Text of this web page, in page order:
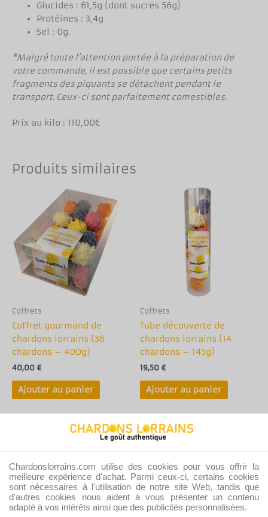
Glucides : 61,5g (dont sucres 56g)
Protéines : 3,4g
Sel : 0g.
*Malgré toute l’attention portée à la préparation de
votre commande, il est possible que certains petits
fragments des piquants se détachent pendant le
transport. Ceux-ci sont parfaitement comestibles.
Prix au kilo : 110,00€
Produits similaires
Coffrets
Coffret gourmand de
chardons lorrains (36
chardons – 400g)
40,00 €
Ajouter au panier
Coffrets
Tube découverte de
chardons lorrains (14
chardons – 145g)
19,50 €
Ajouter au panier
Chardonslorrains.com utilise des cookies pour vous offrir la
meilleure expérience d'achat. Parmi ceux-ci, certains cookies
sont nécessaires à l'utilisation de notre site Web, tandis que
d'autres cookies nous aident à vous présenter un contenu
adapté à vos intérêts ainsi que des publicités personnalisées.